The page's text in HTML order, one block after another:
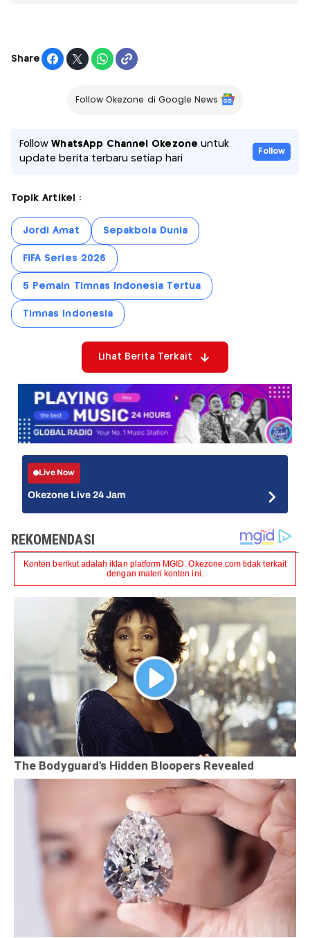
Share
Follow Okezone di Google News
FollowWhatsApp Channel Okezone untuk
update berita terbaru setiap hari
Follow
Topik Artikel :
Jordi Amat Sepakbola Dunia
FIFA Series 2026
5 Pemain Timnas Indonesia Tertua
Timnas Indonesia
Lihat Berita Terkait
Live Now
Okezone Live 24 Jam